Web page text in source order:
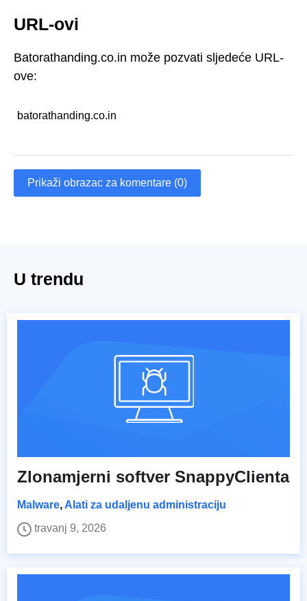
URL-ovi
Batorathanding.co.in može pozvati sljedeće URL-
ove:
batorathanding.co.in
Prikaži obrazac za komentare (0)
U trendu
Zlonamjerni softver SnappyClienta
Malware, Alati za udaljenu administraciju
travanj 9, 2026